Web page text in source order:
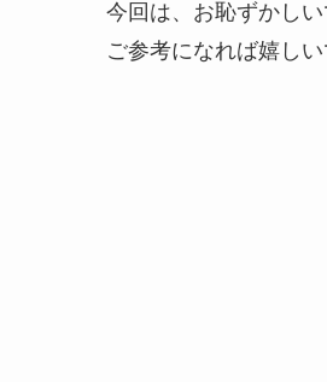
今回は、お恥ずかし
ご参考になれば嬉しい